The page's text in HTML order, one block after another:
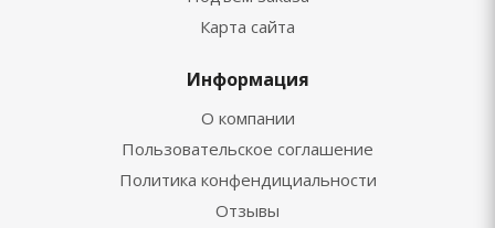
Карта сайта
Информация
О компании
Пользовательское соглашение
Политика конфендициальности
Отзывы